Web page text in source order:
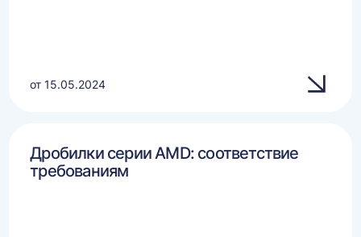
от 15.05.2024
Дробилки серии AMD: соответствие
требованиям